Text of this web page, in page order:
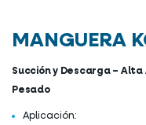
MANGUERA
Succión y Descarga – Alta
Pesado
Aplicación: